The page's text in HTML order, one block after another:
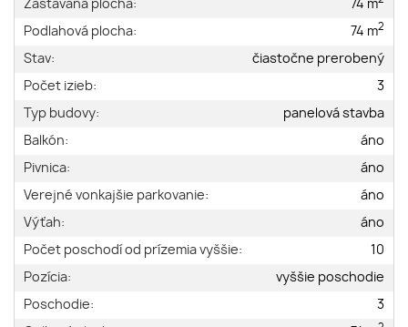
Zastavaná plocha: 74 m
Podlahová plocha: 74 m2
Stav:
čiastočne prerobený
Počet izieb:
3
Typ budovy:
panelová stavba
Balkón:
áno
Pivnica:
áno
Verejné vonkajšie parkovanie:
áno
Výťah:
áno
Počet poschodí od prízemia vyššie:
10
Pozícia:
vyššie poschodie
Poschodie:
3